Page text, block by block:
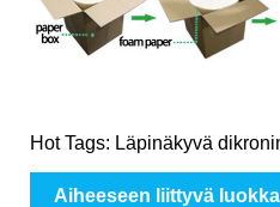
Hot Tags: Läpinäkyvä
Aiheeseen liittyvä luokka